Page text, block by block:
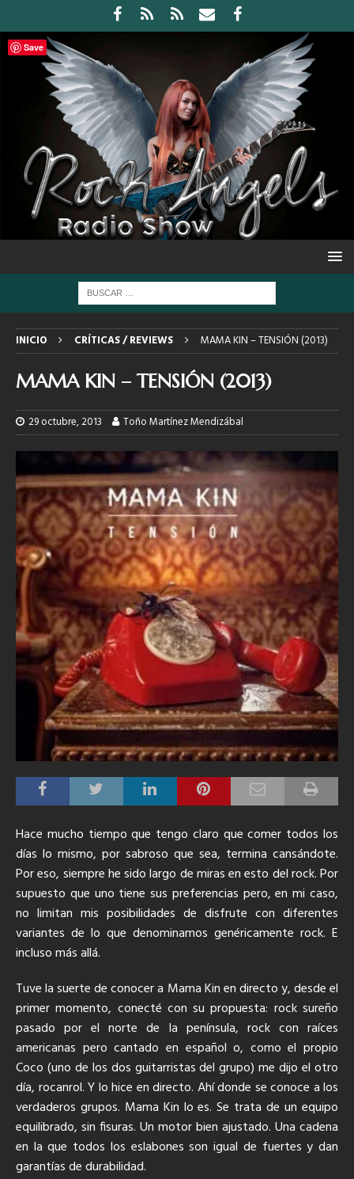
INICIO CRÍTICAS / REVIEWS MAMA KIN – TENSIÓN (2013)
MAMA KIN – TENSIÓN (2013)
29 octubre, 2013 Toño Martínez Mendizábal
Hace mucho tiempo que tengo claro que comer todos los
días lo mismo, por sabroso que sea, termina cansándote.
Por eso, siempre he sido largo de miras en esto del rock. Por
supuesto que uno tiene sus preferencias pero, en mi caso,
no limitan mis posibilidades de disfrute con diferentes
variantes de lo que denominamos genéricamente rock. E
incluso más allá.
Tuve la suerte de conocer a Mama Kin en directo y, desde el
primer momento, conecté con su propuesta: rock sureño
pasado por el norte de la península, rock con raíces
americanas pero cantado en español o, como el propio
Coco (uno de los dos guitarristas del grupo) me dijo el otro
día, rocanrol. Y lo hice en directo. Ahí donde se conoce a los
verdaderos grupos. Mama Kin lo es. Se trata de un equipo
equilibrado, sin fisuras. Un motor bien ajustado. Una cadena
en la que todos los eslabones son igual de fuertes y dan
garantías de durabilidad.
Save